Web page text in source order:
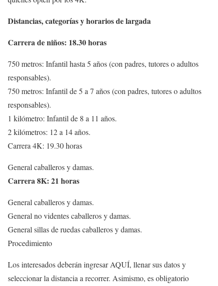
Distancias, categorías y horarios de largada
Carrera de niños: 18.30 horas
750 metros: Infantil hasta 5 años (con padres, tutores o adultos
responsables).
750 metros: Infantil de 5 a 7 años (con padres, tutores o adultos
responsables).
1 kilómetro: Infantil de 8 a 11 años.
2 kilómetros: 12 a 14 años.
Carrera 4K: 19.30 horas
General caballeros y damas.
Carrera 8K: 21 horas
General caballeros y damas.
General no videntes caballeros y damas.
General sillas de ruedas caballeros y damas.
Procedimiento
Los interesados deberán ingresar AQUÍ, llenar sus datos y
seleccionar la distancia a recorrer. Asimismo, es obligatorio